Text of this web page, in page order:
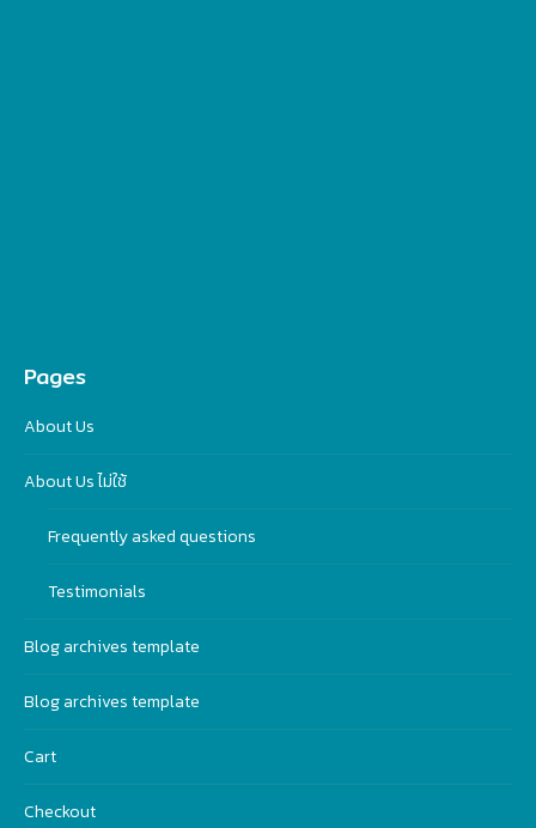
Pages
About Us
About Us ไม่ใช้
Frequently asked questions
Testimonials
Blog archives template
Blog archives template
Cart
Checkout